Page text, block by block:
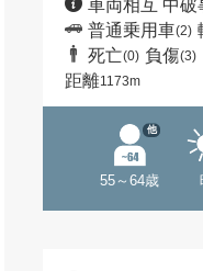
車両相互 中破
普通乗用車(2)
死亡(0) 負傷(3)
距離1173m
55～64歳
他